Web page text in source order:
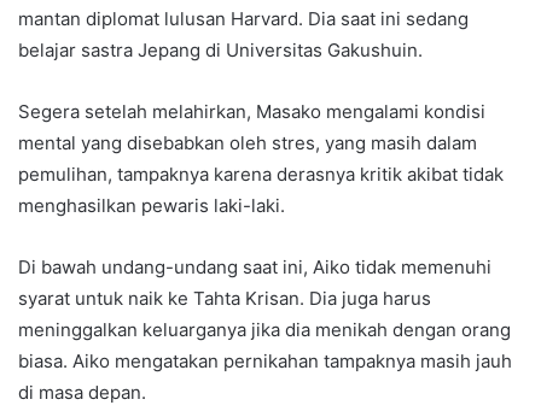
mantan diplomat lulusan Harvard. Dia saat ini sedang
belajar sastra Jepang di Universitas Gakushuin.
Segera setelah melahirkan, Masako mengalami kondisi
mental yang disebabkan oleh stres, yang masih dalam
pemulihan, tampaknya karena derasnya kritik akibat tidak
menghasilkan pewaris laki-laki.
Di bawah undang-undang saat ini, Aiko tidak memenuhi
syarat untuk naik ke Tahta Krisan. Dia juga harus
meninggalkan keluarganya jika dia menikah dengan orang
biasa. Aiko mengatakan pernikahan tampaknya masih jauh
di masa depan.